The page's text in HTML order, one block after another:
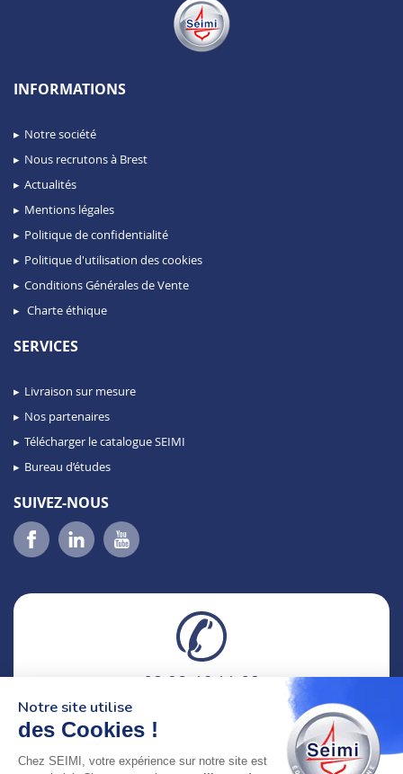
INFORMATIONS
Notre société
Nous recrutons à Brest
Actualités
Mentions légales
Politique de confidentialité
Politique d'utilisation des cookies
Conditions Générales de Vente
Charte éthique
SERVICES
Livraison sur mesure
Nos partenaires
Télécharger le catalogue SEIMI
Bureau d’études
SUIVEZ-NOUS
02 98 46 11 02
8h-12h30 & 13h30-18h
adresse : 75 Rue Amiral Troude,
Notre site utilise
des Cookies !
Chez SEIMI, votre expérience sur notre site est